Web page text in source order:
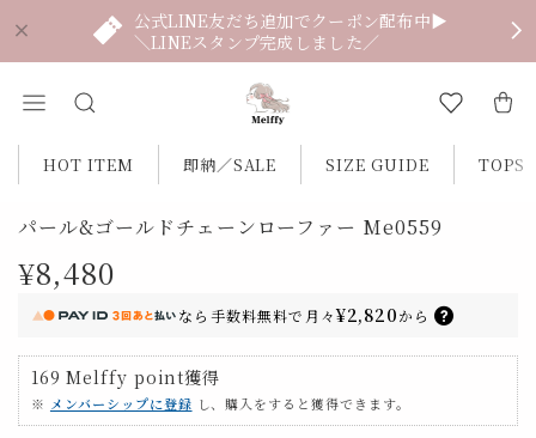
公式LINE友だち追加でクーポン配布中▶
＼LINEスタンプ完成しました／
HOT ITEM 即納／SALE SIZE GUIDE TOPS
パール&ゴールドチェーンローファー Me0559
¥8,480
なら 手数料無料で 月々¥2,820から
169 Melffy point獲得
※ メンバーシップに登録 し、購入をすると獲得できます。